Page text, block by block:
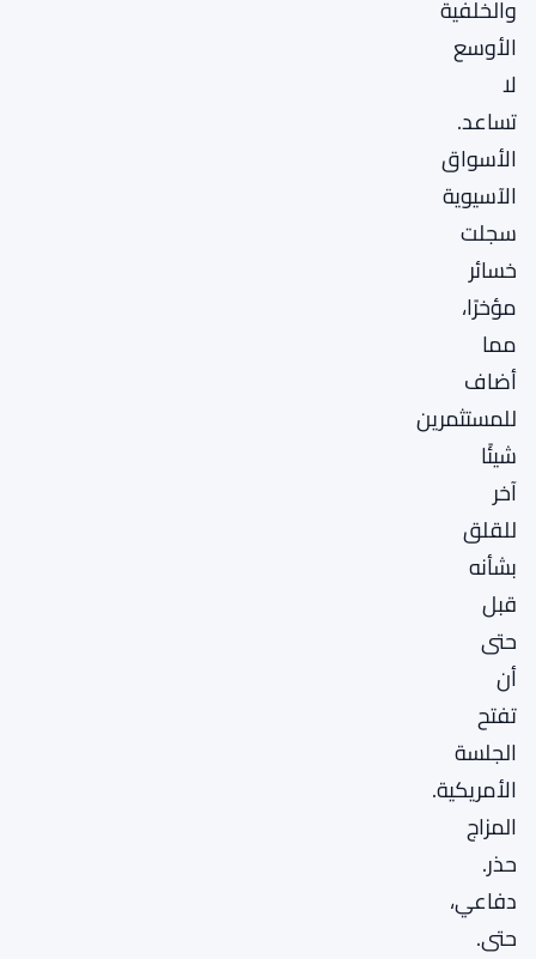
والخلفية
الأوسع
لا
تساعد.
الأسواق
الآسيوية
سجلت
خسائر
مؤخرًا،
مما
أضاف
للمستثمرين
شيئًا
آخر
للقلق
بشأنه
قبل
حتى
أن
تفتح
الجلسة
الأمريكية.
المزاج
حذر.
دفاعي،
حتى.